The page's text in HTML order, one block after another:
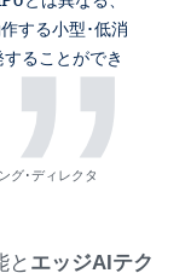
する小型･低消
ることができ
グ･ディレクタ
と エッジAIテク